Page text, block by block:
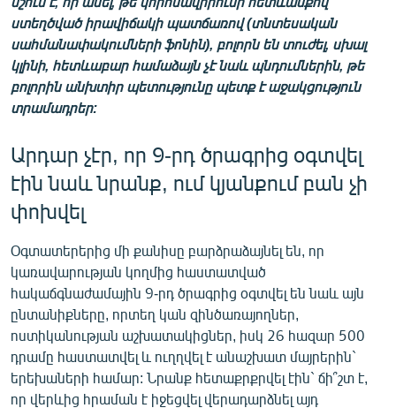
ՁԳՏԵԼՈՎ ԼԱՎԱԳՈՒՅՆԻՆ
ՓՈԴՔԱՍԹ
Հայերեն
Русский
ՀԵՏԵՎԵՔ ՄԵԶ
«Ազատության» բոլոր կայքերը
ստեղծված իրավիճակի պատճառով (տնտեսական
սահմանափակումների ֆոնին), բոլորն են տուժել, սխալ
կլինի, հետևաբար համաձայն չէ նաև պնդումներին, թե
բոլորին անխտիր պետությունը պետք է աջակցություն
տրամադրեր:
Արդար չէր, որ 9-րդ ծրագրից օգտվել
էին նաև նրանք, ում կյանքում բան չի
փոխվել
Օգտատերերից մի քանիսը բարձրաձայնել են, որ
կառավարության կողմից հաստատված
հակաճգնաժամային 9-րդ ծրագրից օգտվել են նաև այն
ընտանիքները, որտեղ կան զինծառայողներ,
ոստիկանության աշխատակիցներ, իսկ 26 հազար 500
դրամը հաստատվել և ուղղվել է անաշխատ մայրերին`
երեխաների համար: Նրանք հետաքրքրվել էին` ճի՞շտ է,
որ վերևից հրաման է իջեցվել վերադարձնել այդ